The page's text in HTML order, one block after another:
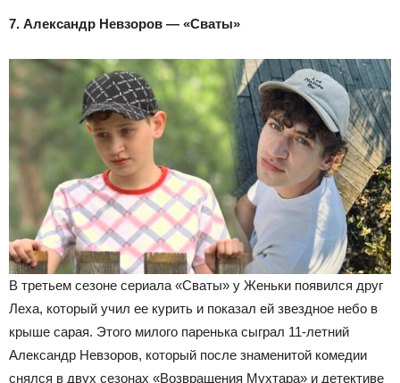
7. Александр Невзоров — «Сваты»
В третьем сезоне сериала «Сваты» у Женьки появился друг
Леха, который учил ее курить и показал ей звездное небо в
крыше сарая. Этого милого паренька сыграл 11-летний
Александр Невзоров, который после знаменитой комедии
снялся в двух сезонах «Возвращения Мухтара» и детективе